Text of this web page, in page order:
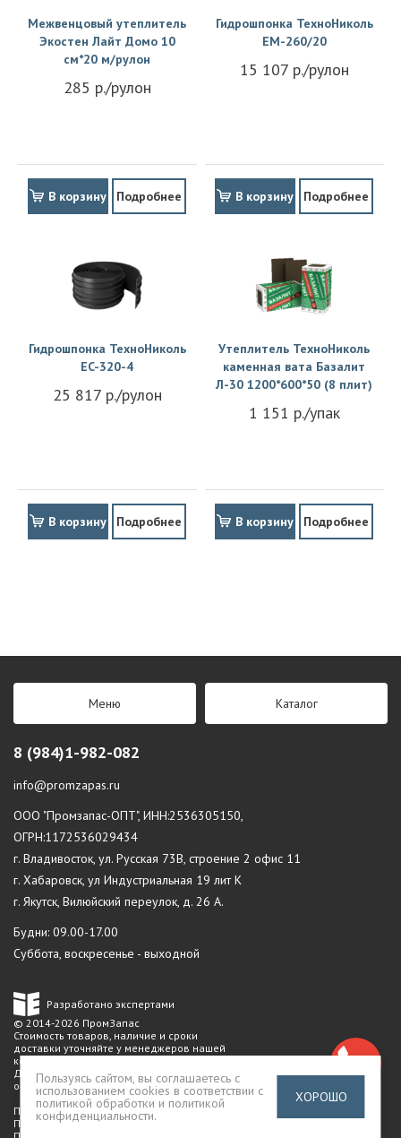
Межвенцовый утеплитель
Экостен Лайт Домо 10
см*20 м/рулон
285 р./рулон
В корзину Подробнее
Гидрошпонка ТехноНиколь
EM-260/20
15 107 р./рулон
В корзину Подробнее
Гидрошпонка ТехноНиколь
EC-320-4
25 817 р./рулон
В корзину Подробнее
Утеплитель ТехноНиколь
каменная вата Базалит
Л-30 1200*600*50 (8 плит)
1 151 р./упак
В корзину Подробнее
Меню Каталог
8 (984)1-982-082
info@promzapas.ru
ООО "Промзапас-ОПТ", ИНН:2536305150,
ОГРН:1172536029434
г. Владивосток, ул. Русская 73В, строение 2 офис 11
г. Хабаровск, ул Индустриальная 19 лит К
г. Якутск, Вилюйский переулок, д. 26 А.
Будни: 09.00-17.00
Суббота, воскресенье - выходной
Разработано экспертами
© 2014-2026 ПромЗапас
Стоимость товаров, наличие и сроки
доставки уточняйте у менеджеров нашей
компании.
Данный сайт не является публичной
офертой
Политика конфиденциальности
Пользовательское соглашение
Пользуясь сайтом, вы соглашаетесь с
использованием cookies в соответствии с
политикой обработки и политикой
конфиденциальности.
ХОРОШО